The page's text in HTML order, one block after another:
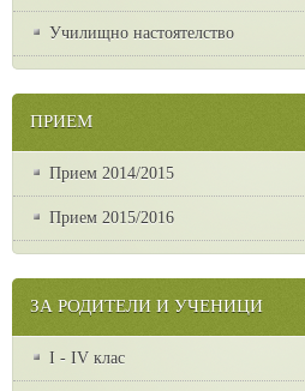
Училищно настоятелство
ПРИЕМ
Прием 2014/2015
Прием 2015/2016
ЗА РОДИТЕЛИ И УЧЕНИЦИ
I - IV клас